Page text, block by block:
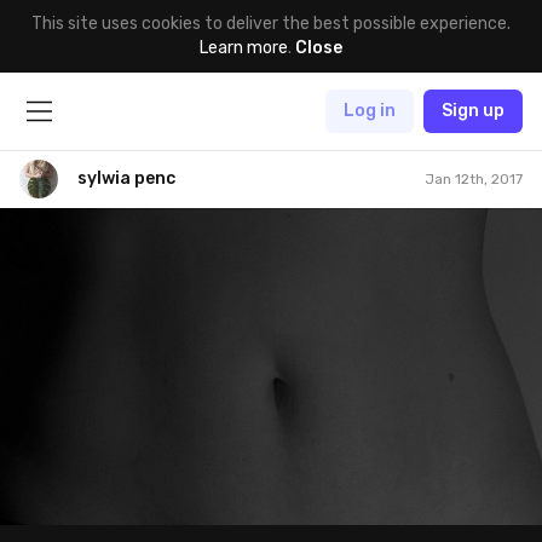
This site uses cookies to deliver the best possible experience.
Learn more. Close
Log in Sign up
sylwia penc Jan 12th, 2017